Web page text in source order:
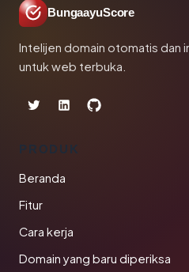
BungaayuScore
Intelijen domain otomatis dan
untuk web terbuka.
PRODUK
Beranda
Fitur
Cara kerja
Domain yang baru diperiksa